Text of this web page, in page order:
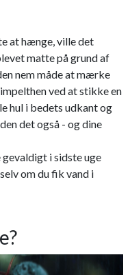
at hænge, ville det
matte på grund af
nem måde at mærke
ved at stikke en
hul i bedets udkant og
det også - og dine
gevaldigt i sidste uge
om du fik vand i